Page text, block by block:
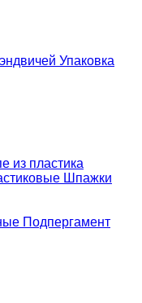
Упаковка
из пластика
Шпажки
Подпергамент